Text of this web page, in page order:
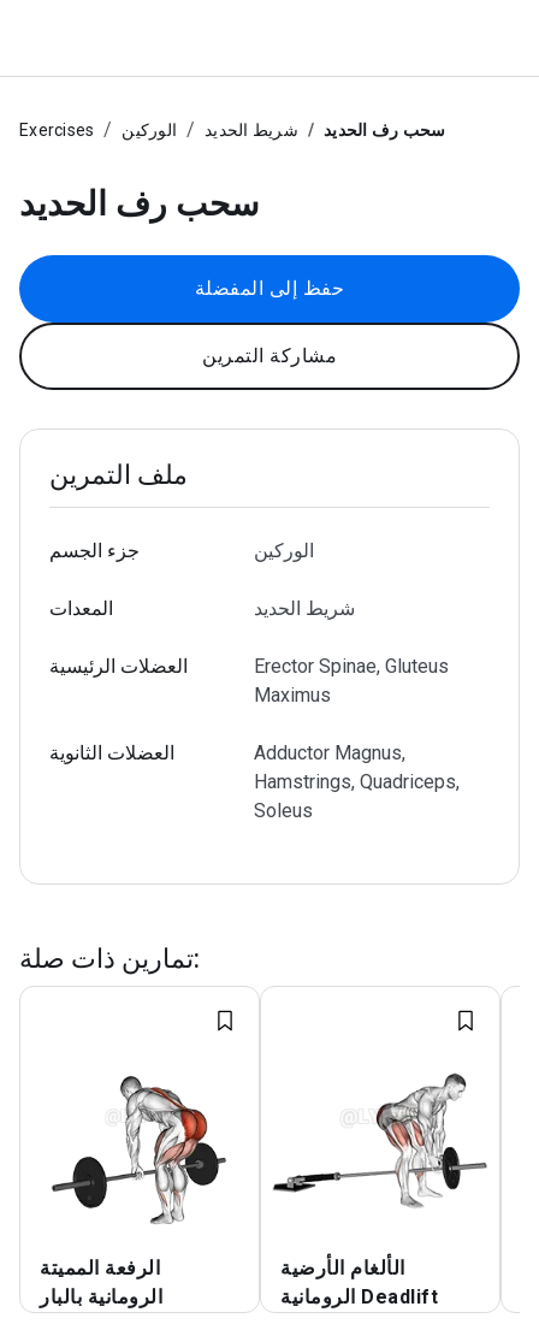
Exercises الوركين شريط الحديد سحب رف الحديد
سحب رف الحديد
حفظ إلى المفضلة
مشاركة التمرين
ملف التمرين
جزء الجسم الوركين
المعدات شريط الحديد
العضلات الرئيسية
Erector Spinae, Gluteus
Maximus
العضلات الثانوية
Adductor Magnus,
Hamstrings, Quadriceps,
Soleus
تمارين ذات صلة:
الرفعة المميتة
الرومانية بالبار
الألغام الأرضية
الرومانية Deadlift